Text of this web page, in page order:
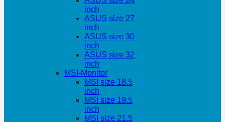
inch
ASUS size 27
inch
ASUS size 30
inch
ASUS size 32
inch
MSI-Monitor
MSI size 18.5
inch
MSI size 19.5
inch
MSI size 21.5